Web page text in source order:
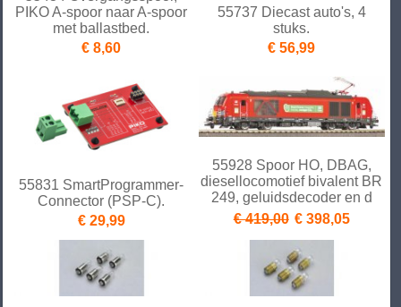
PIKO A-spoor naar A-spoor
met ballastbed.
€ 8,60
55737 Diecast auto's, 4
stuks.
€ 56,99
55831 SmartProgrammer-
Connector (PSP-C).
€ 29,99
55928 Spoor HO, DBAG,
diesellocomotief bivalent BR
249, geluidsdecoder en d
€ 419,00 € 398,05